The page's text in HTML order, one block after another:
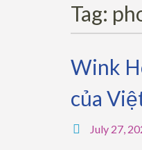
Tag:
Wink
của
July 27,